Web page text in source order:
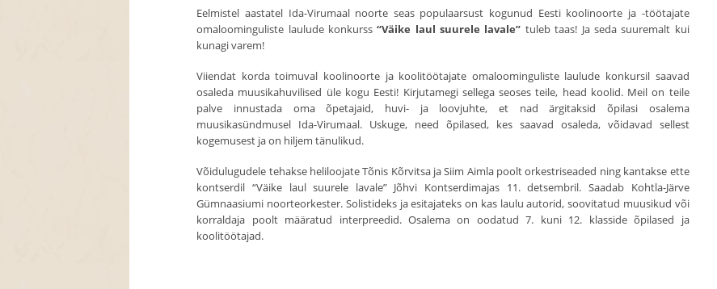
Eelmistel aastatel Ida-Virumaal noorte seas populaarsust kogunud Eesti koolinoorte ja -töötajate
omaloominguliste laulude konkurss“Väike laul suurele lavale” tuleb taas! Ja seda suuremalt kui
kunagi varem!
Viiendat korda toimuval koolinoorte ja koolitöötajate omaloominguliste laulude konkursil saavad
osaleda muusikahuvilised üle kogu Eesti! Kirjutamegi sellega seoses teile, head koolid. Meil on teile
palve innustada oma õpetajaid, huvi- ja loovjuhte, et nad ärgitaksid õpilasi osalema
muusikasündmusel Ida-Virumaal. Uskuge, need õpilased, kes saavad osaleda, võidavad sellest
kogemusest ja on hiljem tänulikud.
Võidulugudele tehakse heliloojate Tõnis Kõrvitsa ja Siim Aimla poolt orkestriseaded ning kantakse ette
kontserdil “Väike laul suurele lavale” Jõhvi Kontserdimajas 11. detsembril. Saadab Kohtla-Järve
Gümnaasiumi noorteorkester. Solistideks ja esitajateks on kas laulu autorid, soovitatud muusikud või
korraldaja poolt määratud interpreedid. Osalema on oodatud 7. kuni 12. klasside õpilased ja
koolitöötajad.